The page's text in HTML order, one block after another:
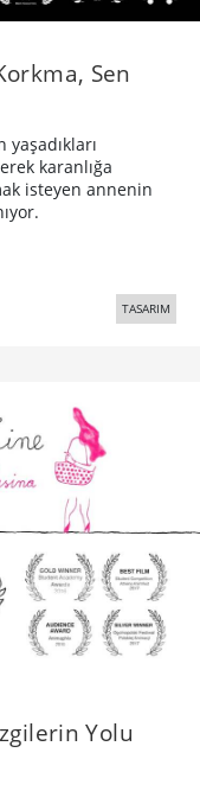
Sen
karanlığa
isteyen annenin
TASARIM
Yolu